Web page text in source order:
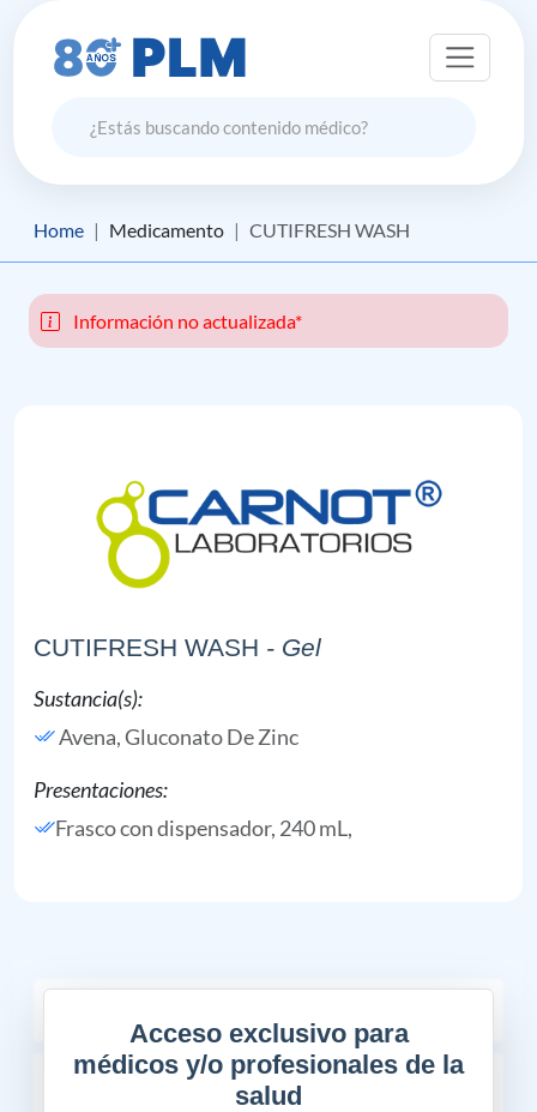
Home Medicamento CUTIFRESH WASH
Información no actualizada*
CUTIFRESH WASH - Gel
Sustancia(s):
Avena,Gluconato De Zinc
Presentaciones:
Frasco con dispensador, 240 mL,
Acceso exclusivo para
médicos y/o profesionales de la
salud
PRECAUCIONES Y ADVERTENCIAS